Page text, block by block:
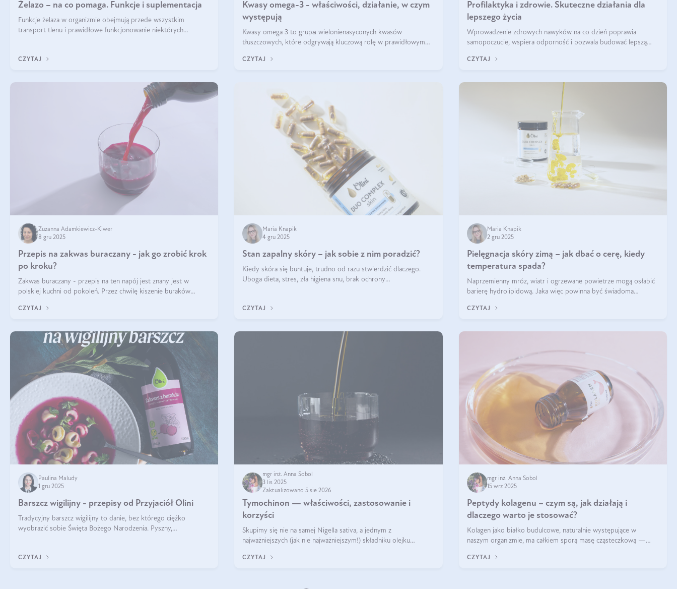
Żelazo – na co pomaga. Funkcje i suplementacja
Funkcje żelaza w organizmie obejmują przede wszystkim
transport tlenu i prawidłowe funkcjonowanie niektórych
etapie życia.
CZYTAJ
Kwasy omega-3 - właściwości, działanie, w czym
występują
Kwasy omega 3 to grupа wielonienasyconych kwasów
tłuszczowych, które odgrywają kluczową rolę w prawidłowym
układu odpornościowego.
CZYTAJ
Profilaktyka i zdrowie. Skuteczne działania dla
lepszego życia
Wprowadzenie zdrowych nawyków na co dzień poprawia
samopoczucie, wspiera odporność i pozwala budować lepszą
CZYTAJ
Zuzanna Adamkiewicz-Kiwer
8 gru 2025
Przepis na zakwas buraczany - jak go zrobić krok
po kroku?
Zakwas buraczany - przepis na ten napój jest znany jest w
polskiej kuchni od pokoleń. Przez chwilę kiszenie buraków
na fali popularności na
CZYTAJ
Maria Knapik
4 gru 2025
Stan zapalny skóry – jak sobie z nim poradzić?
Kiedy skóra się buntuje, trudno od razu stwierdzić dlaczego.
Uboga dieta, stres, zła higiena snu, brak ochrony
CZYTAJ
Maria Knapik
2 gru 2025
Pielęgnacja skóry zimą – jak dbać o cerę, kiedy
temperatura spada?
Naprzemienny mróz, wiatr i ogrzewane powietrze mogą osłabić
barierę hydrolipidową. Jaka więc powinna być świadoma
CZYTAJ
Paulina Maludy
1 gru 2025
Barszcz wigilijny - przepisy od Przyjaciół Olini
Tradycyjny barszcz wigilijny to danie, bez którego ciężko
wyobrazić sobie Święta Bożego Narodzenia. Pyszny,
CZYTAJ
mgr inż. Anna Sobol
3 lis 2025
Zaktualizowano 5 sie 2026
Tymochinon — właściwości, zastosowanie i
korzyści
Skupimy się nie na samej Nigella sativa, a jednym z
najważniejszych (jak nie najważniejszym!) składniku olejku
CZYTAJ
mgr inż. Anna Sobol
15 wrz 2025
Peptydy kolagenu – czym są, jak działają i
dlaczego warto je stosować?
Kolagen jako białko budulcowe, naturalnie występujące w
naszym organizmie, ma całkiem sporą masę cząsteczkową —
formie, byłby trudno strawialny. Aby był lepiej przyswajalny i
CZYTAJ